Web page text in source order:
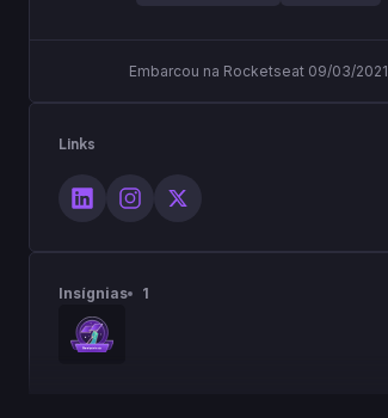
Embarcou na Rocketseat 09/03/2021
Links
Insígnias 1